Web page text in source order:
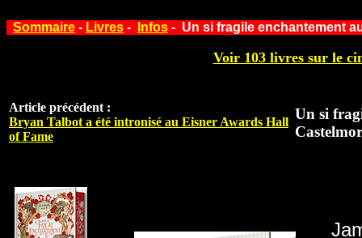
Sommaire - Livres - Infos - Un si fragile enchantement
Voir 103 livres sur le
Article précédent :
Bryan Talbot a été intronisé au Eisner Awards Hall
of Fame
Un si